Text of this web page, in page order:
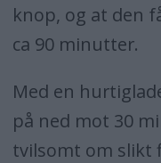
knop, og at den
ca 90 minutter.
Med en
på ned mot 30
tvilsomt om slikt